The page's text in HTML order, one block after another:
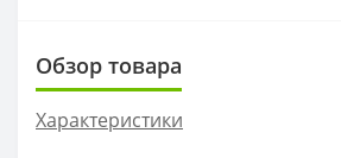
Обзор товара
Характеристики